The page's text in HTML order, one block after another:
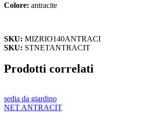
Colore: antracite
SKU: MIZRIO140ANTRACI
SKU: STNETANTRACIT
Prodotti correlati
sedia da giardino
NET ANTRACIT